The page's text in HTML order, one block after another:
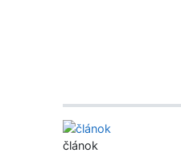
článok